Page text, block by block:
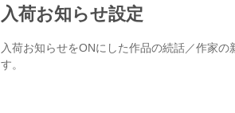
入荷お知らせ設定
入荷お知らせをONにした作品の続話／作家
す。